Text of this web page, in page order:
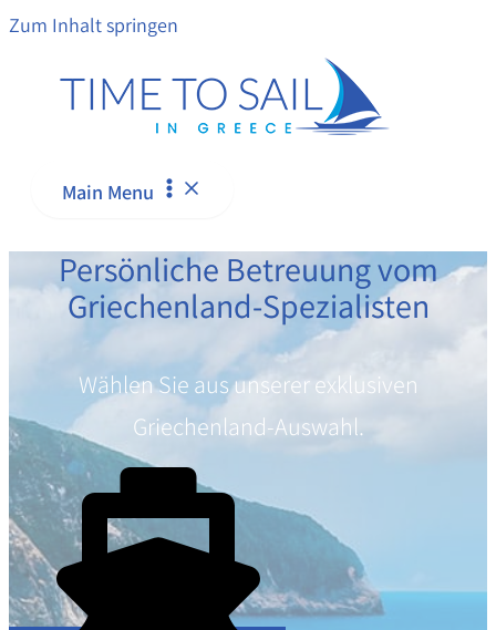
Zum Inhalt springen
Main Menu
Persönliche Betreuung vom
Griechenland-Spezialisten
Wählen Sie aus unserer exklusiven
Griechenland-Auswahl.